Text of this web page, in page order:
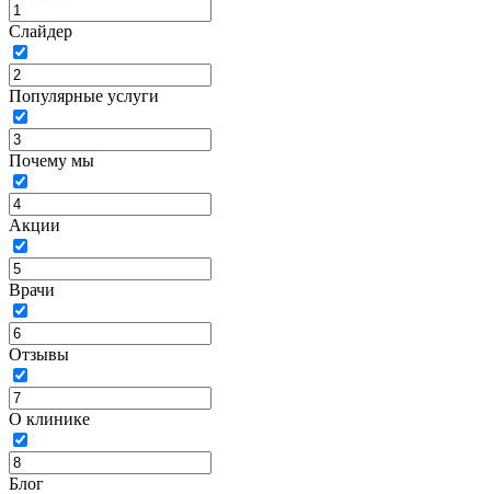
Слайдер
Популярные услуги
Почему мы
Акции
Врачи
Отзывы
О клинике
Блог